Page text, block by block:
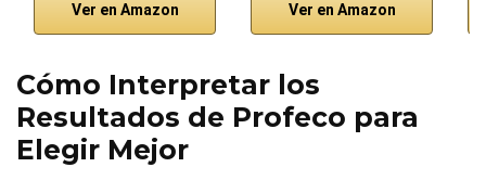
Ver en Amazon Ver en Amazon
Cómo Interpretar los
Resultados de Profeco para
Elegir Mejor